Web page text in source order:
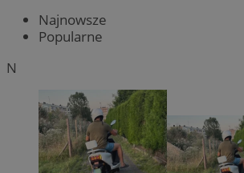
Najnowsze
Popularne
N